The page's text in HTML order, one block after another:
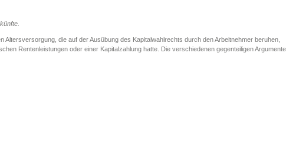
die auf der Ausübung des Kapitalwahlrechts durch den Arbeitnehmer beruhen,
Rentenleistungen oder einer Kapitalzahlung hatte. Die verschiedenen gegenteiligen Argumente